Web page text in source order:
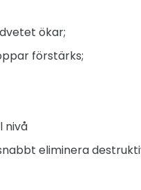
ökar;
förstärks;
nivå
eliminera